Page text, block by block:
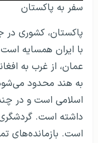
سفر به پاکستان
پاکستان، کشوری
با ایران همسایه
عمان، از غرب به
به هند محدود
اسلامی است و در
داشته است.
است. بازمانده‌های